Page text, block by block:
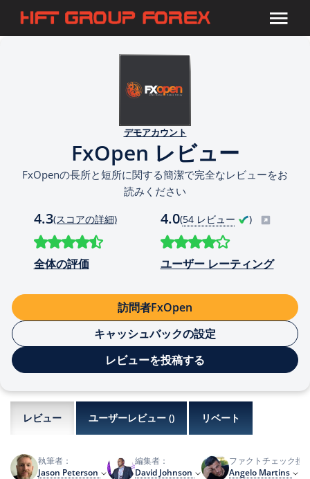
デモアカウント
FxOpen レビュー
FxOpenの長所と短所に関する簡潔で完全なレビューをお
読みください
4.3(スコアの詳細)
全体の評価
4.0(54 レビュー )
ユーザー レーティング
訪問者FxOpen
キャッシュバックの設定
レビューを投稿する
レビュー ユーザーレビュー () リベート
執筆者：
Jason Peterson
編集者：
David Johnson
ファクトチェック担
Angelo Martins